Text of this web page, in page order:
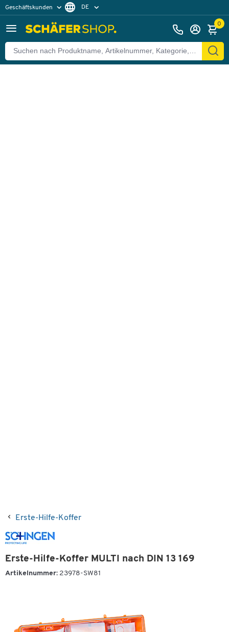
Geschäftskunden DE
0
Erste-Hilfe-Koffer
Erste-Hilfe-Koffer MULTI nach DIN 13 169
Artikelnummer: 23978-SW81
Zurück